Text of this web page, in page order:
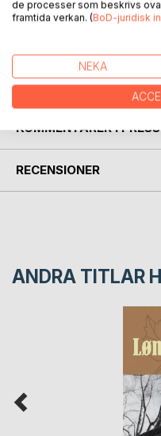
hushjelpen Uveig. Anni vil
å bli selvstendig. En
FÖRFATTARE
KOMMENTARER I
RECENSIONER
ANDRA TITLAR
de processer som beskrivs
framtida verkan. (BoD-juridisk
NEKA